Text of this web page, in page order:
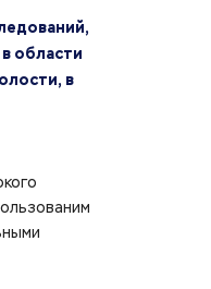
области
в